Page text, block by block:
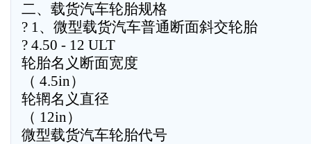
二、载货汽车轮胎规格
? 1、微型载货汽车普通断面斜交轮胎
? 4.50 - 12 ULT
轮胎名义断面宽度
（ 4.5in）
轮辋名义直径
（ 12in）
微型载货汽车轮胎代号